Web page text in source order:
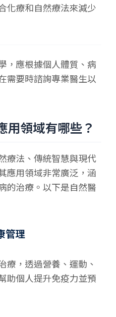
化療和自然療法來減少
，應根據個人體質、病
需要時諮詢專業醫生以
用領域有哪些？
療法、傳統智慧與現代
應用領域非常廣泛，涵
的治療。以下是自然醫
管理
療，透過營養、運動、
助個人提升免疫力並預